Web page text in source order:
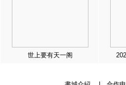
世上要有天一阁